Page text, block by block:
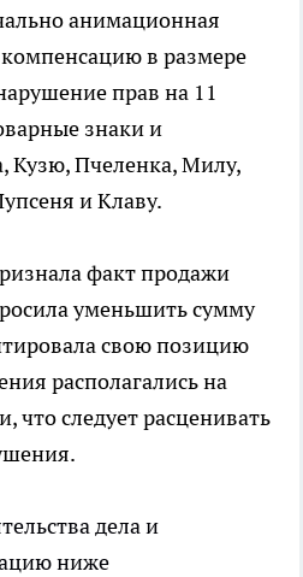
анимационная
в размере
прав на 11
знаки и
Кузю, Пчеленка, Милу,
и Клаву.
факт продажи
уменьшить сумму
свою позицию
располагались на
что следует расценивать
дела и
ниже